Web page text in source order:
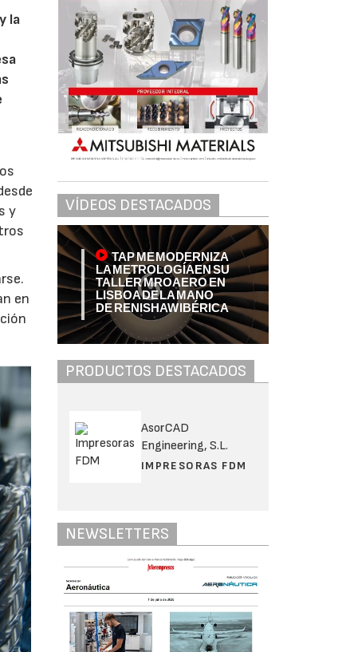
la
y
en
VÍDEOS DESTACADOS
TAP ME MODERNIZA
LA METROLOGÍA EN SU
TALLER MRO AERO EN
LISBOA DE LA MANO
DE RENISHAW IBÉRICA
PRODUCTOS DESTACADOS
AsorCAD
Engineering, S.L.
IMPRESORAS FDM
NEWSLETTERS